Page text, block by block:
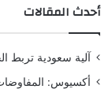
أحدث المقالات
آلية سعودية تربط
أكسيوس: